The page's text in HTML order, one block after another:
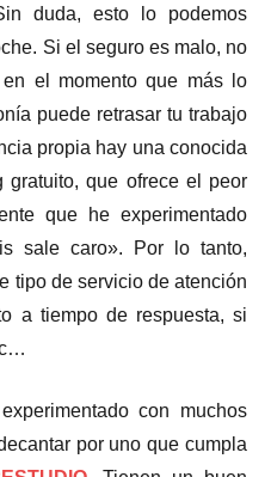
duda, esto lo podemos
Si el seguro es malo, no
el momento que más lo
puede retrasar tu trabajo
propia hay una conocida
gratuito, que ofrece el peor
que he experimentado
sale caro». Por lo tanto,
tipo de servicio de atención
a tiempo de respuesta, si
con muchos
por uno que cumpla